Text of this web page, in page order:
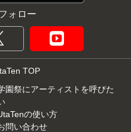
ォロー
TOP
園祭にアーティストを呼びた
の使い方
問い合わせ